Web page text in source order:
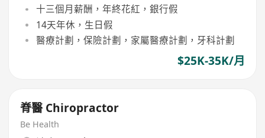
十三個月薪酬，年終花紅，銀行假
14天年休，生日假
醫療計劃，保險計劃，家屬醫療計劃，牙科計劃
$25K-35K/月
脊醫 Chiropractor
Be Health